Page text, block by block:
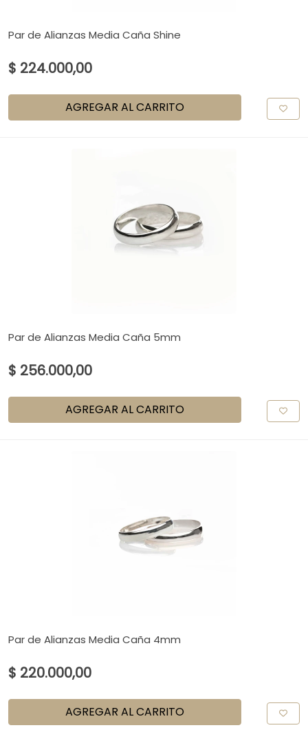
Par de Alianzas Media Caña Shine
$ 224.000,00
AGREGAR AL CARRITO
Par de Alianzas Media Caña 5mm
$ 256.000,00
AGREGAR AL CARRITO
Par de Alianzas Media Caña 4mm
$ 220.000,00
AGREGAR AL CARRITO